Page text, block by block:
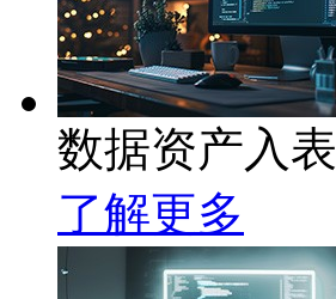
数据资产入表
了解更多